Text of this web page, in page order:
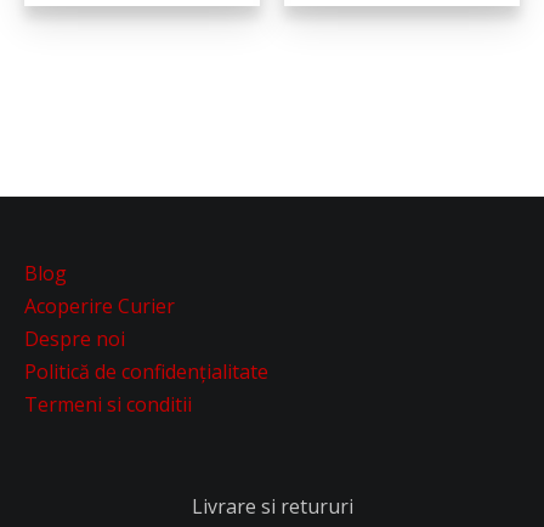
Blog
Acoperire Curier
Despre noi
Politică de confidențialitate
Termeni si conditii
Livrare si retururi